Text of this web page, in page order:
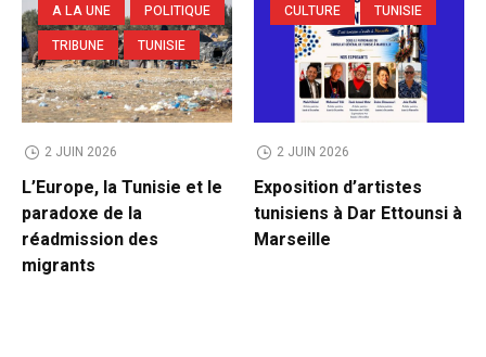
A LA UNE
POLITIQUE
TRIBUNE
TUNISIE
2 JUIN 2026
L’Europe, la Tunisie et le
paradoxe de la
réadmission des
migrants
CULTURE TUNISIE
2 JUIN 2026
Exposition d’artistes
tunisiens à Dar Ettounsi à
Marseille